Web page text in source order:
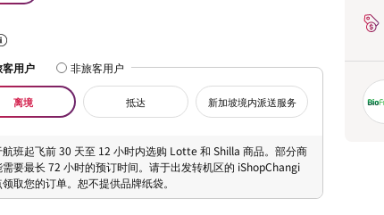
客用户
非旅客用户
离境 抵达 新加坡境内派送服务
航班起飞前 30 天至 12 小时内选购 Lotte 和 Shilla 商品。部分商
要最长 72 小时的预订时间。请于出发转机区的 iShopChangi
取您的订单。恕不提供品牌纸袋。